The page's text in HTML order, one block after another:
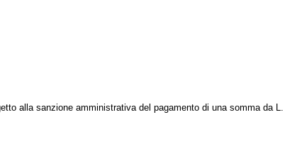
alla sanzione amministrativa del pagamento di una somma da L.